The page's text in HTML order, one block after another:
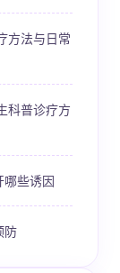
方法与日常
科普诊疗方
些诱因
防